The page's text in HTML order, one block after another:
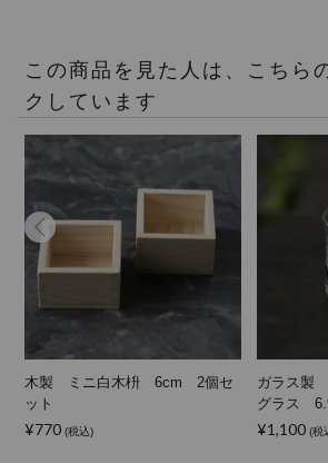
この商品を見た人は、こちら
クしています
木製 ミニ白木枡 6cm 2個セ
ット
¥770 (税込)
ガラス製
グラス
¥1,100 (税